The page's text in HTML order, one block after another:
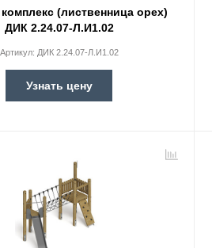
(лиственница орех)
ДИК 2.24.07-Л.И1.02
Артикул: ДИК 2.24.07-Л.И1.02
Узнать цену